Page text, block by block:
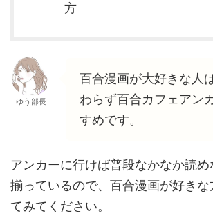
方
ゆう部長
百合漫画が大好きな人
わらず百合カフェアン
すめです。
アンカーに行けば普段なかなか読め
揃っているので、百合漫画が好きな
てみてください。